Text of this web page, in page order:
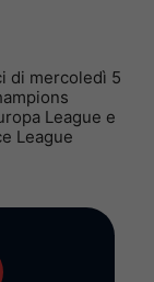
di mercoledì 5
League e
League